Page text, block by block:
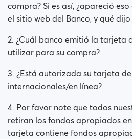
Cómo solicito un reembolso?
No puedo pagar / La tarjeta
Pagó pero no obtuvo la
GooglePay)
How to terminate subscription
Payment?
compra? Si es así, ¿apareció
el sitio web del Banco, y qué
2. ¿Cuál banco emitió la tarjeta
utilizar para su compra?
3. ¿Está autorizada su tarjeta
internacionales/en línea?
4. Por favor note que todos
retiran los fondos apropiados
tarjeta contiene fondos